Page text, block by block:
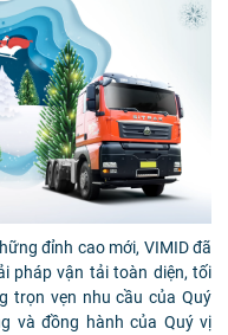
đỉnh cao mới, VIMID đã
pháp vận tải toàn diện, tối
trọn vẹn nhu cầu của Quý
và đồng hành của Quý vị